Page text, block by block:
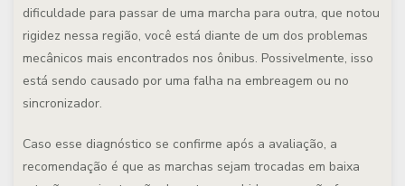
dificuldade para passar de uma marcha para outra, que notou
rigidez nessa região, você está diante de um dos problemas
mecânicos mais encontrados nos ônibus. Possivelmente, isso
está sendo causado por uma falha na embreagem ou no
sincronizador.
Caso esse diagnóstico se confirme após a avaliação, a
recomendação é que as marchas sejam trocadas em baixa